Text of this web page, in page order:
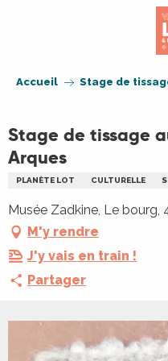
Accueil Stage de
Stage de tissage
Arques
PLANÈTE LOT CULTURELLE
Musée Zadkine, Le bourg,
M'y rendre
J'y vais en train !
Partager